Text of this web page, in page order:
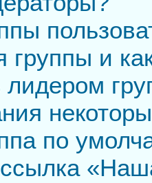
группы и
лидером
по
ссылка